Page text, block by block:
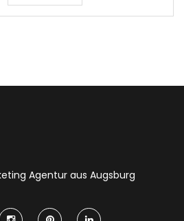
Agentur aus Augsburg